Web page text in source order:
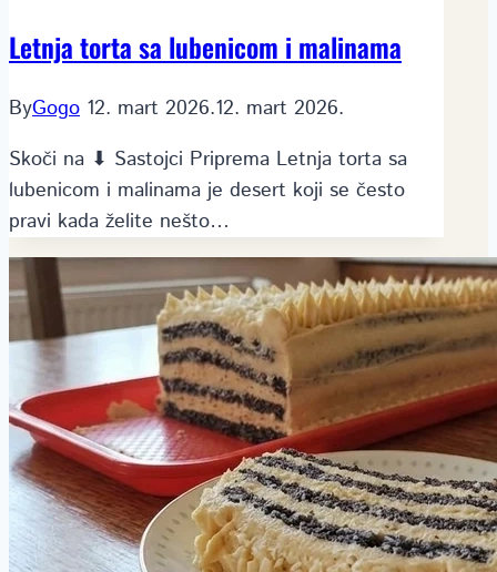
Letnja torta sa lubenicom i malinama
ByGogo 12. mart 2026.12. mart 2026.
Skoči na ⬇ Sastojci Priprema Letnja torta sa
lubenicom i malinama je desert koji se često
pravi kada želite nešto…